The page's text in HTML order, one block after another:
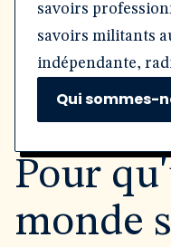
savoirs
savoirs militants
indépendante,
Qui sommes-
Pour
monde